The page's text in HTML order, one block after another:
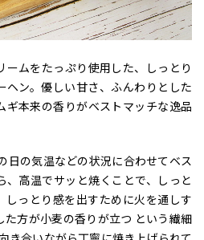
ームをたっぷり使用した、しっとり
ヘン。優しい甘さ、ふんわりとした
ギ本来の香りがベストマッチな逸品
日の気温などの状況に合わせてベス
、高温でサッと焼くことで、しっと
しっとり感を出すために火を通しす
方が小麦の香りが立つ という繊細